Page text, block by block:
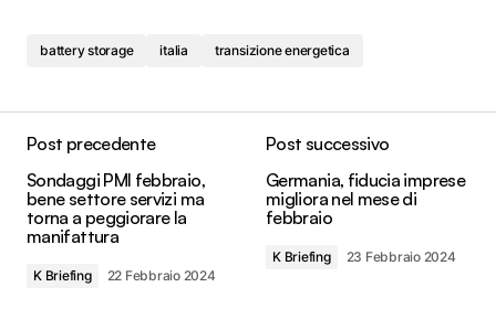
battery storage italia transizione energetica
Post precedente
Sondaggi PMI febbraio,
bene settore servizi ma
torna a peggiorare la
manifattura
K Briefing 22 Febbraio 2024
Post successivo
Germania, fiducia imprese
migliora nel mese di
febbraio
K Briefing 23 Febbraio 2024